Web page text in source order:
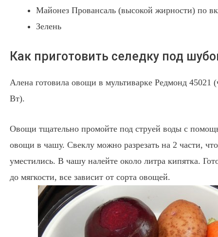
Майонез Провансаль (высокой жирности) по
Зелень
Как приготовить селедку под
Алена готовила овощи в мультиварке Редмонд 45021
Вт).
Овощи тщательно промойте под струей воды с
овощи в чашу. Свеклу можно разрезать на 2 части,
уместились. В чашу налейте около литра кипятка.
до мягкости, все зависит от сорта овощей.